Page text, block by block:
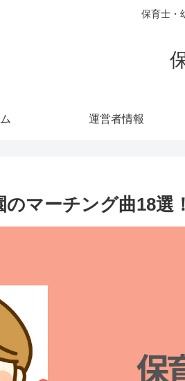
保育士・
運営者情報
のマーチング曲18選